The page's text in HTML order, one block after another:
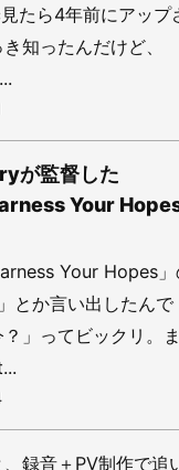
たら4年前にアップ
知ったんだけど、
が監督した
Your Hopes
Your Hopes
とか言い出したんで
？」ってビックリ。
録音＋PV制作で追